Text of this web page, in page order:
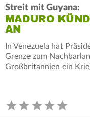
Streit mit Guyana:
MADURO
AN
In Venezuela hat
Grenze zum
Großbritannien ein